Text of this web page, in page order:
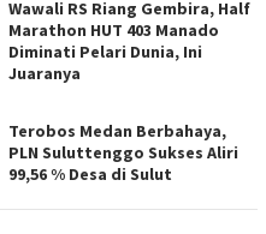
Wawali RS Riang Gembira, Half
Marathon HUT 403 Manado
Diminati Pelari Dunia, Ini
Juaranya
Terobos Medan Berbahaya,
PLN Suluttenggo Sukses Aliri
99,56 % Desa di Sulut